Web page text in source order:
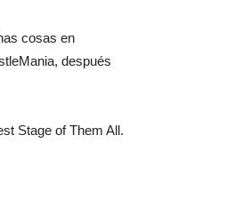
cosas en
después
Stage of Them All.